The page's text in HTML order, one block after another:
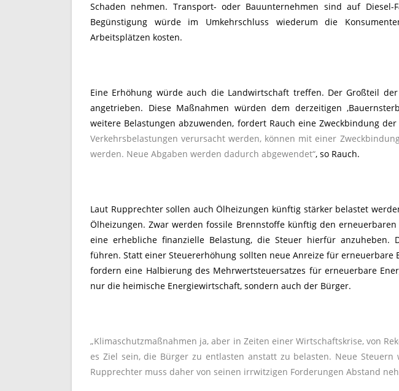
Schaden nehmen. Transport- oder Bauunternehmen sind auf Diesel-
Begünstigung würde im Umkehrschluss wiederum die
Arbeitsplätzen kosten.
Eine Erhöhung würde auch die Landwirtschaft treffen. Der Großteil
angetrieben. Diese Maßnahmen würden dem derzeitigen
weitere Belastungen abzuwenden, fordert Rauch eine Zweckbindung
Verkehrsbelastungen verursacht werden, können mit einer
werden. Neue Abgaben werden dadurch abgewendet“, so Rauch.
Laut Rupprechter sollen auch Ölheizungen künftig stärker belastet
Ölheizungen. Zwar werden fossile Brennstoffe künftig den
eine erhebliche finanzielle Belastung, die Steuer hierfür anzuheben.
führen. Statt einer Steuererhöhung sollten neue Anreize für erneuerbare
fordern eine Halbierung des Mehrwertsteuersatzes für erneuerbare
nur die heimische Energiewirtschaft, sondern auch der Bürger.
„Klimaschutzmaßnahmen ja, aber in Zeiten einer Wirtschaftskrise, von
es Ziel sein, die Bürger zu entlasten anstatt zu belasten. Neue
Rupprechter muss daher von seinen irrwitzigen Forderungen Abstand